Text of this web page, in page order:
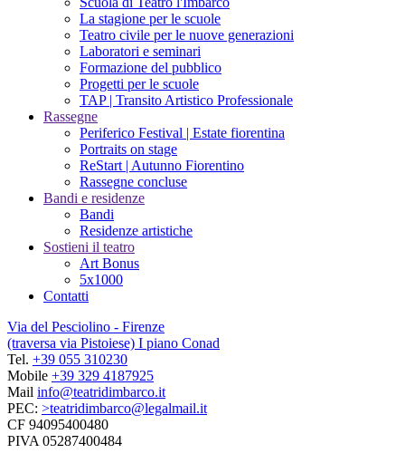
La stagione per le scuole
Teatro civile per le nuove generazioni
Laboratori e seminari
Formazione del pubblico
Progetti per le scuole
TAP | Transito Artistico Professionale
Rassegne
Periferico Festival | Estate fiorentina
Portraits on stage
ReStart | Autunno Fiorentino
Rassegne concluse
Bandi e residenze
Bandi
Residenze artistiche
Sostieni il teatro
Art Bonus
5x1000
Contatti
Via del Pesciolino - Firenze
(traversa via Pistoiese) I piano Conad
Tel. +39 055 310230
Mobile +39 329 4187925
Mail info@teatridimbarco.it
PEC: >teatridimbarco@legalmail.it
CF 94095400480
PIVA 05287400484